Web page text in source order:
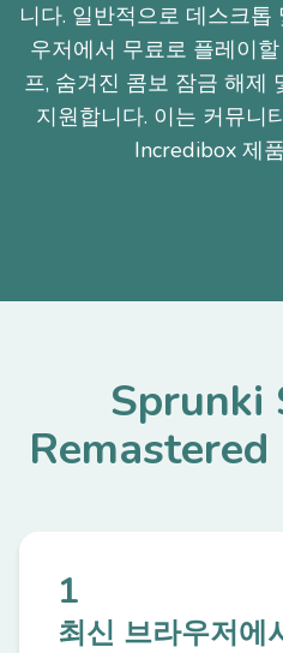
니다. 일반적으로 데스크
우저에서 무료로 플레이
프, 숨겨진 콤보 잠금 해제
지원합니다. 이는 커뮤니
Incredibox 제
Sprunki
Remastered
1
최신 브라우저에